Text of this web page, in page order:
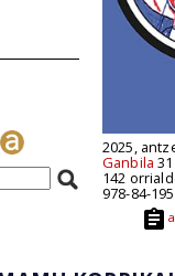
2025,
Ganbila 31
142
978-84-